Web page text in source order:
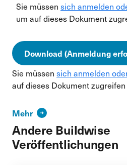
Sie müssen sich anmelden
um auf dieses Dokument
Download (Anmeldung
Sie müssen sich anmelden
auf dieses Dokument zugreifen
Mehr
Andere Buildwise
Veröffentlichungen